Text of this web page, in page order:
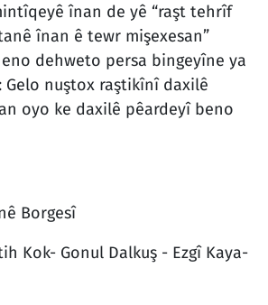
înan de yê “raşt tehrîf
înan ê tewr mişexesan”
dehweto persa bingeyîne ya
nuştox raştikînî daxilê
oyo ke daxilê pêardeyî beno
Borgesî
Kok- Gonul Dalkuş - Ezgî Kaya-